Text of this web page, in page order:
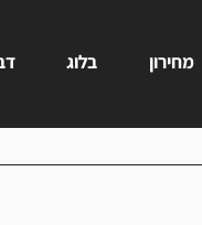
מחירון בלוג